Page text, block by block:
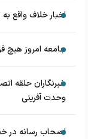
اخبار خلاف واقع
جامعه امروز هیچ
خبرنگاران حلقه
وحدت آفرینی
اصحاب رسانه در